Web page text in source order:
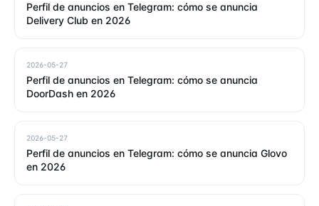
Perfil de anuncios en Telegram: cómo se anuncia
Delivery Club en 2026
2026-05-27
Perfil de anuncios en Telegram: cómo se anuncia
DoorDash en 2026
2026-05-27
Perfil de anuncios en Telegram: cómo se anuncia Glovo
en 2026